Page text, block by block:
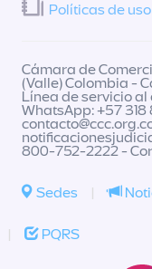
Políticas de
Cámara de
(Valle) Colombia -
Línea de servicio
WhatsApp: +57
800-752-2222 -
Sedes |
| PQRS